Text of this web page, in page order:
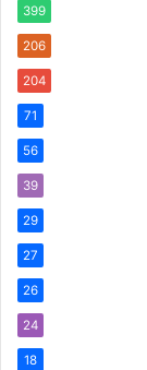
399
206
204
71
56
39
29
27
26
24
18